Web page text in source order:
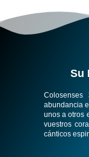
Su
Colosenses
abundancia
unos a otros
vuestros
cánticos